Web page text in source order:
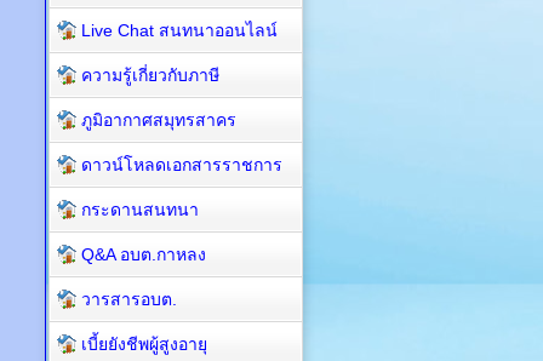
Live Chat สนทนาออนไลน์
ความรู้เกี่ยวกับภาษี
ภูมิอากาศสมุทรสาคร
ดาวน์โหลดเอกสารราชการ
กระดานสนทนา
Q&A อบต.กาหลง
วารสารอบต.
เบี้ยยังชีพผู้สูงอายุ